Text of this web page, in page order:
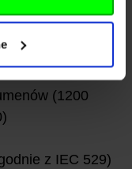
(1200
z IEC 529)